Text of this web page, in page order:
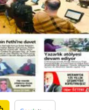
Çankırı
Çorum
Denizli
Diyarbakır
Edirne